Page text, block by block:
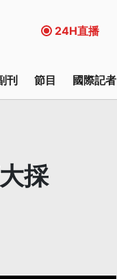
24H直播
刊 節目 國際記者
採